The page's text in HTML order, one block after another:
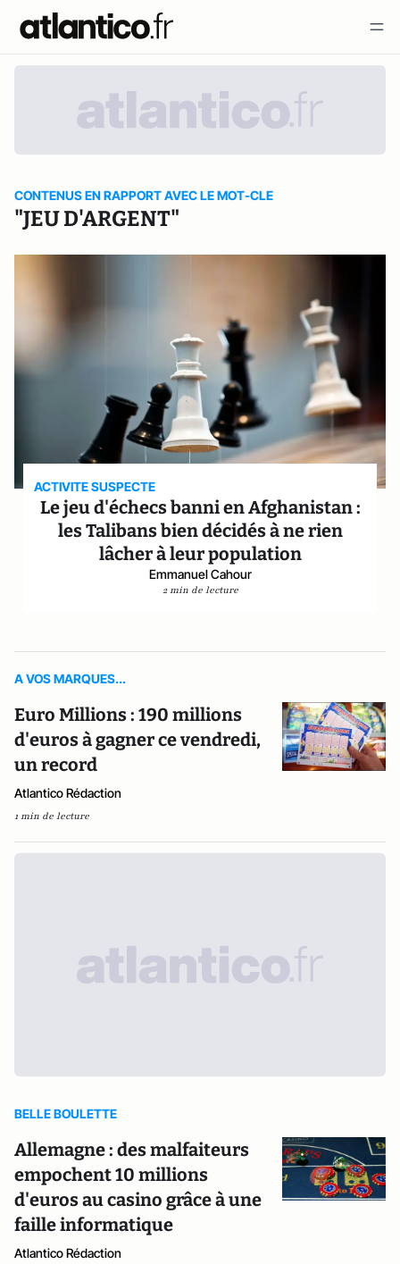
CONTENUS EN RAPPORT AVEC LE MOT-CLE
"JEU D'ARGENT"
ACTIVITE SUSPECTE
Le jeu d'échecs banni en Afghanistan :
les Talibans bien décidés à ne rien
lâcher à leur population
Emmanuel Cahour
2 min de lecture
A VOS MARQUES...
Euro Millions : 190 millions
d'euros à gagner ce vendredi,
un record
Atlantico Rédaction
1 min de lecture
BELLE BOULETTE
Allemagne : des malfaiteurs
empochent 10 millions
d'euros au casino grâce à une
faille informatique
Atlantico Rédaction